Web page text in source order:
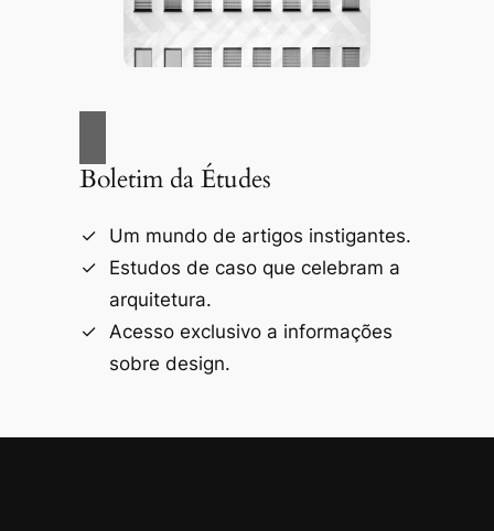
Boletim da Études
Um mundo de artigos instigantes.
Estudos de caso que celebram a
arquitetura.
Acesso exclusivo a informações
sobre design.